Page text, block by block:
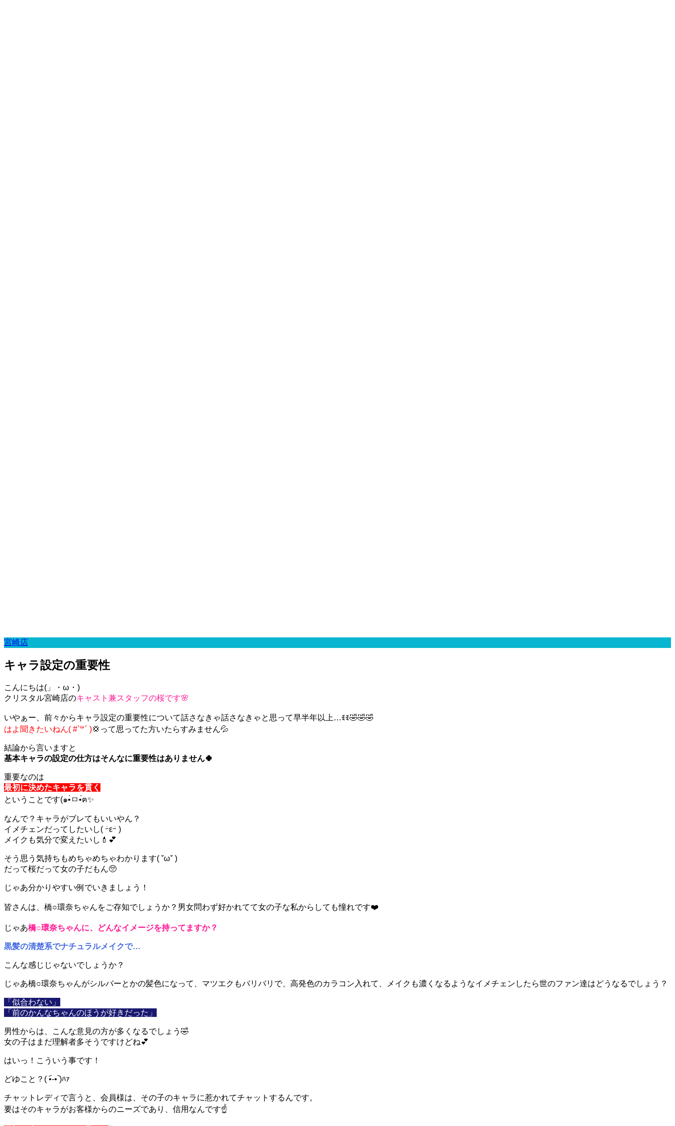
宮崎店
キャラ設定の重要性
こんにちは(」・ω・)
クリスタル宮崎店のキャスト兼スタッフの桜です🌸
いやぁー、前々からキャラ設定の重要性について話さなきゃ話さなきゃと思って早半年以上…ꉂꉂ🤣🤣🤣
はよ聞きたいねん( #`꒳´ )💢って思ってた方いたらすみません💦
結論から言いますと
基本キャラの設定の仕方はそんなに重要性はありません🍀
重要なのは
最初に決めたキャラを貫く
ということです(๑•̀ㅁ•́ฅ✨
なんで？キャラがブレてもいいやん？
イメチェンだってしたいし( ｰ̀εｰ́ )
メイクも気分で変えたいし💄💕
そう思う気持ちもめちゃめちゃわかります( ˇωˇ )
だって桜だって女の子だもん🥺
じゃあ分かりやすい例でいきましょう！
皆さんは、橋○環奈ちゃんをご存知でしょうか？男女問わず好かれてて女の子な私からしても憧れです❤️
じゃあ橋○環奈ちゃんに、どんなイメージを持ってますか？
黒髪の清楚系でナチュラルメイクで…
こんな感じじゃないでしょうか？
じゃあ橋○環奈ちゃんがシルバーとかの髪色になって、マツエクもバリバリで、高発色のカラコン入れて、メイクも濃くなるようなイメチェンしたら世のファン達はどうなるでしょう？
「似合わない」
「前のかんなちゃんのほうが好きだった」
男性からは、こんな意見の方が多くなるでしょう🤣
女の子はまだ理解者多そうですけどね💕
はいっ！こういう事です！
どゆこと？( •︠-•︡ )ﾊｧ
チャットレディで言うと、 会員様は、その子のキャラに惹かれてチャットするんです。
要はそのキャラがお客様からのニーズであり、信用なんです☝️